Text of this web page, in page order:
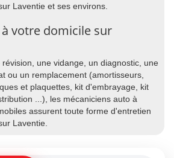
Laventie et ses environs.
votre domicile sur
une vidange, un diagnostic, une
ou un remplacement (amortisseurs,
et plaquettes, kit d'embrayage, kit
...), les mécaniciens auto à
assurent toute forme d'entretien
Laventie.